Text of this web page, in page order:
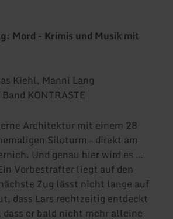
Mord - Krimis und Musik mit
Kiehl, Manni Lang
KONTRASTE
Architektur mit einem 28
Siloturm – direkt am
Und genau hier wird es …
Vorbestrafter liegt auf den
Zug lässt nicht lange auf
dass Lars rechtzeitig entdeckt
er bald nicht mehr alleine